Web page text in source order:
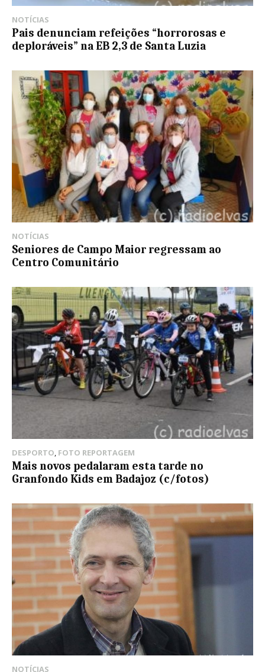
NOTÍCIAS
Pais denunciam refeições “horrorosas e
deploráveis” na EB 2,3 de Santa Luzia
NOTÍCIAS
Seniores de Campo Maior regressam ao
Centro Comunitário
DESPORTO, FOTO REPORTAGEM
Mais novos pedalaram esta tarde no
Granfondo Kids em Badajoz (c/fotos)
NOTÍCIAS